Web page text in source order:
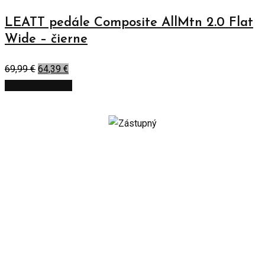
LEATT pedále Composite AllMtn 2.0 Flat
Wide – čierne
69,99€ 64,39 €